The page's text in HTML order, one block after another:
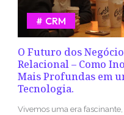
O Futuro dos
Relacional – Como
Mais Profundas em
Tecnologia.
CRM
Vivemos uma era